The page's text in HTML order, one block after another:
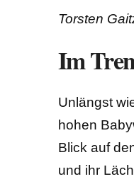
Torsten
Im
Unlängst
hohen
Blick auf
und ihr